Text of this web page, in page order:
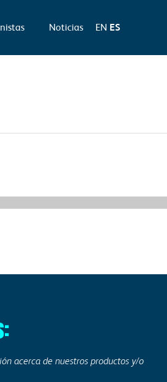
Noticias EN ES
acerca de nuestros productos y/o